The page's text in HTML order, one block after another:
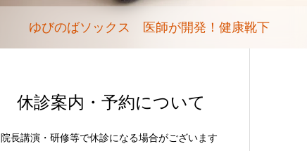
ゆびのばソックス 医師が開発！健康靴下
休診案内・予約について
院長講演・研修等で休診になる場合がございます